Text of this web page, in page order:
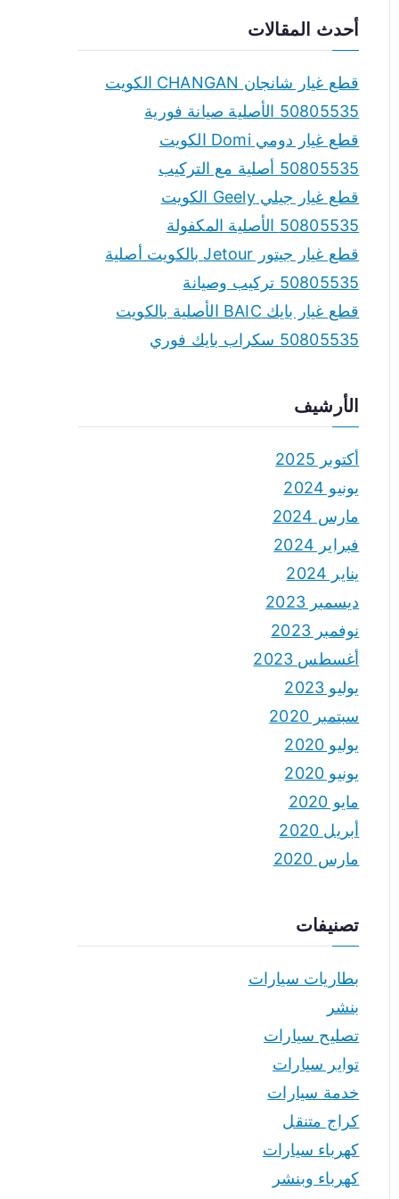
r
أحدث المقالات
قطع غيار شانجان CHANGAN الكويت
50805535 الأصلية صيانة فورية
قطع غيار دومي Domi الكويت
50805535 أصلية مع التركيب
قطع غيار جيلي Geely الكويت
50805535 الأصلية المكفولة
قطع غيار جيتور Jetour بالكويت أصلية
50805535 تركيب وصيانة
قطع غيار بايك BAIC الأصلية بالكويت
50805535 سكراب بايك فوري
الأرشيف
أكتوبر 2025
يونيو 2024
مارس 2024
فبراير 2024
يناير 2024
ديسمبر 2023
نوفمبر 2023
أغسطس 2023
يوليو 2023
سبتمبر 2020
يوليو 2020
يونيو 2020
مايو 2020
أبريل 2020
مارس 2020
تصنيفات
بطاريات سيارات
بنشر
تصليح سيارات
تواير سيارات
خدمة سيارات
كراج متنقل
كهرباء سيارات
كهرباء وبنشر